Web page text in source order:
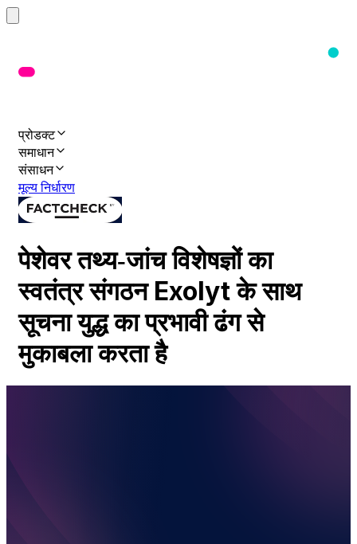
प्रोडक्ट
समाधान
संसाधन
मूल्य निर्धारण
पेशेवर तथ्य‑जांच विशेषज्ञों का
स्वतंत्र संगठन Exolyt के साथ
सूचना युद्ध का प्रभावी ढंग से
मुकाबला करता है